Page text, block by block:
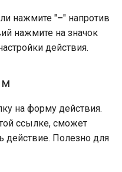
нажмите "–" напротив
нажмите на значок
действия.
на форму действия.
ссылке, сможет
действие. Полезно для